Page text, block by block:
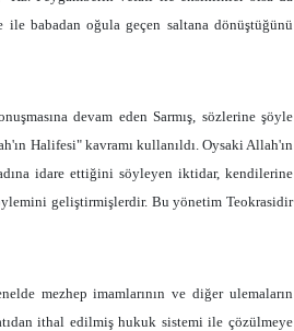
babadan oğula geçen saltana dönüştüğünü
devam eden Sarmış, sözlerine şöyle
Halifesi" kavramı kullanıldı. Oysaki Allah'ın
idare ettiğini söyleyen iktidar, kendilerine
geliştirmişlerdir. Bu yönetim Teokrasidir
mezhep imamlarının ve diğer ulemaların
ithal edilmiş hukuk sistemi ile çözülmeye